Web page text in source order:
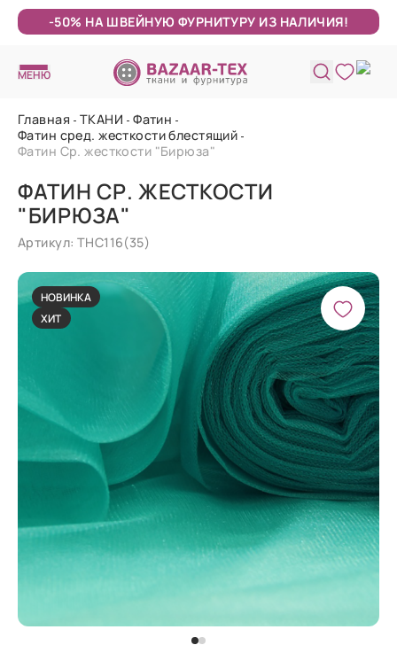
-50% НА ШВЕЙНУЮ ФУРНИТУРУ ИЗ НАЛИЧИЯ!
МЕНЮ
Главная ТКАНИ
Фатин
Фатин сред. жесткости блестящий
Фатин Ср. жесткости "Бирюза"
ФАТИН СР. ЖЕСТКОСТИ
"БИРЮЗА"
Артикул: ТНС116(35)
НОВИНКА
ХИТ